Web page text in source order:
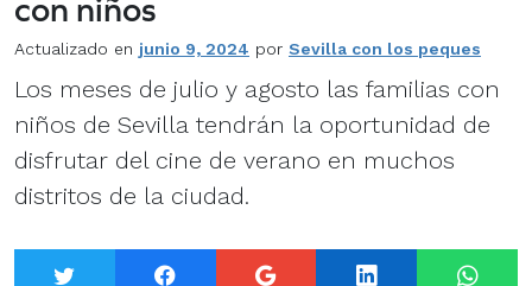
con niños
Actualizado en junio 9, 2024 por Sevilla con los peques
Los meses de julio y agosto las familias con
niños de Sevilla tendrán la oportunidad de
disfrutar del cine de verano en muchos
distritos de la ciudad.
Twitter Facebook Google+ LinkedIn